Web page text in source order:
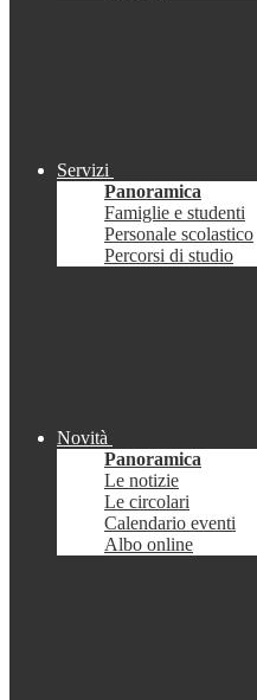
Servizi
Panoramica
Famiglie e studenti
Personale scolastico
Percorsi di studio
Novità
Panoramica
Le notizie
Le circolari
Calendario eventi
Albo online